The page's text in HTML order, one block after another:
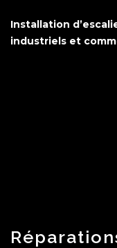
Installation
industriels et